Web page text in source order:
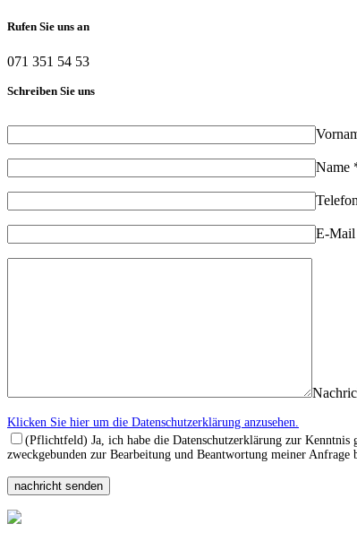
Rufen Sie uns an
071 351 54 53
Schreiben Sie uns
Name
E-
Klicken Sie hier um die Datenschutzerklärung anzusehen.
(Pflichtfeld) Ja, ich habe die Datenschutzerklärung zur Kenntnis
zweckgebunden zur Bearbeitung und Beantwortung meiner